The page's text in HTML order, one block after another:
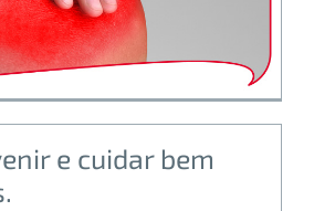
e cuidar bem